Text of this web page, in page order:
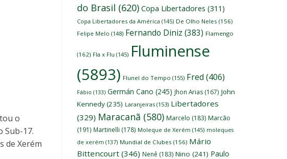
o
Sub-17.
de Xerém
do Brasil (620) Copa Libertadores (311)
Copa Libertadores da América (145) De Olho Neles (156)
Felipe Melo (148) Fernando Diniz (383) Flamengo
(162) Fla x Flu (145) Fluminense
(5893) Flunel do Tempo (155) Fred (406)
Fábio (133) Germán Cano (245) Jhon Arias (167) John
Kennedy(235) Laranjeiras (153) Libertadores
(329) Maracanã (580) Marcelo (183) Marcão
(191) Martinelli (178) Moleque de Xerém (145) moleques
de xerém (137) Mundial de Clubes (156) Mário
Bittencourt (346) Nenê (183) Nino (241) Paulo